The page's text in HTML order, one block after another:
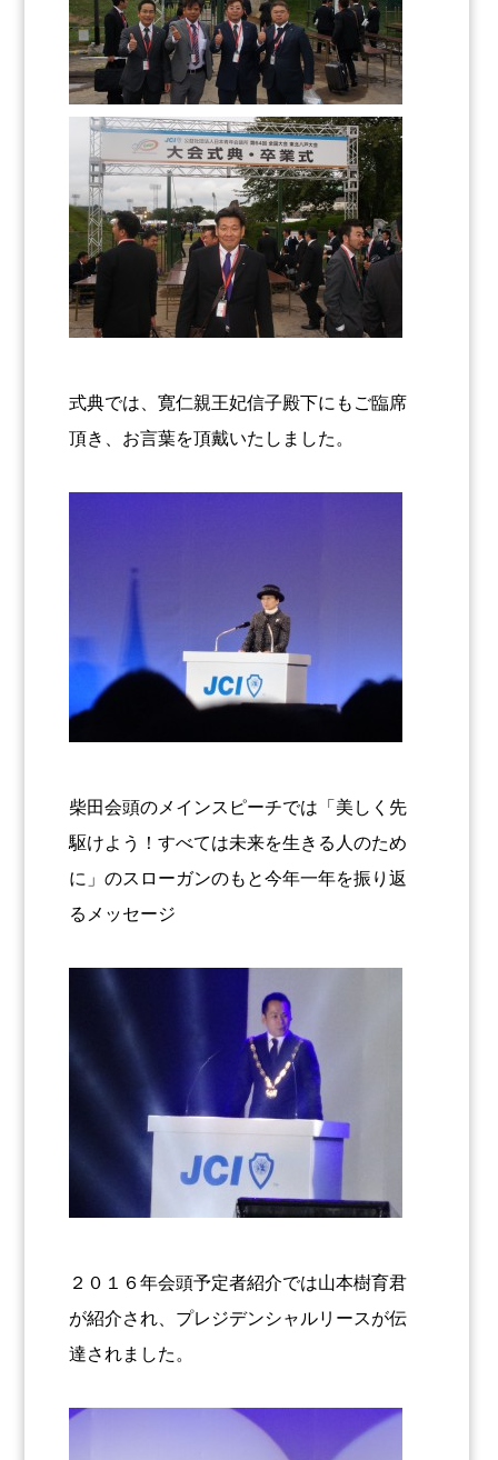
式典では、寛仁親王妃信子殿下にもご臨席
頂き、お言葉を頂戴いたしました。
柴田会頭のメインスピーチでは「美しく先
駆けよう！すべては未来を生きる人のため
に」のスローガンのもと今年一年を振り返
るメッセージ
２０１６年会頭予定者紹介では山本樹育君
が紹介され、プレジデンシャルリースが伝
達されました。